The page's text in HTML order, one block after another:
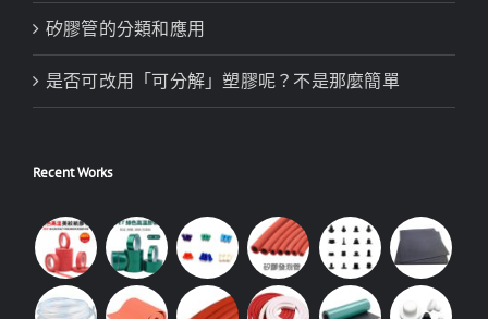
矽膠管的分類和應用
是否可改用「可分解」塑膠呢？不是那麼簡單
Recent Works